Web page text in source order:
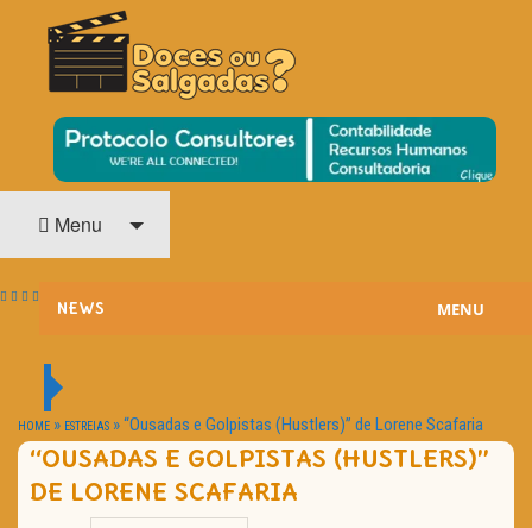
DOCES OU SALGADAS?
O Cinema? Uma Paixão!!
Menu
NEWS
PASSATEMPOS
HOME CINEMA
NOTA PESSOAL
MENU
HOME » ESTREIAS »“Ousadas e Golpistas (Hustlers)” de Lorene Scafaria
“OUSADAS E GOLPISTAS (HUSTLERS)”
DE LORENE SCAFARIA